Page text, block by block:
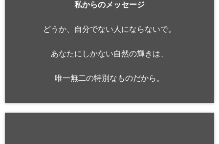
私からのメッセージ
どうか、自分でない人にならないで。
あなたにしかない自然の輝きは、
唯一無二の特別なものだから。